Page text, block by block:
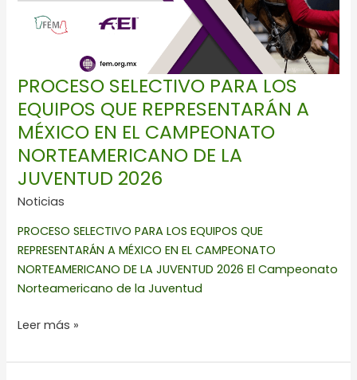
PROCESO SELECTIVO PARA LOS
EQUIPOS QUE REPRESENTARÁN A
MÉXICO EN EL CAMPEONATO
NORTEAMERICANO DE LA
JUVENTUD 2026
Noticias
PROCESO SELECTIVO PARA LOS EQUIPOS QUE
REPRESENTARÁN A MÉXICO EN EL CAMPEONATO
NORTEAMERICANO DE LA JUVENTUD 2026 El Campeonato
Norteamericano de la Juventud
MÉXICO
CAMPEONATO
NORTEAMERICANO
DE
LA
JUVENTUD 2026
Leer más »